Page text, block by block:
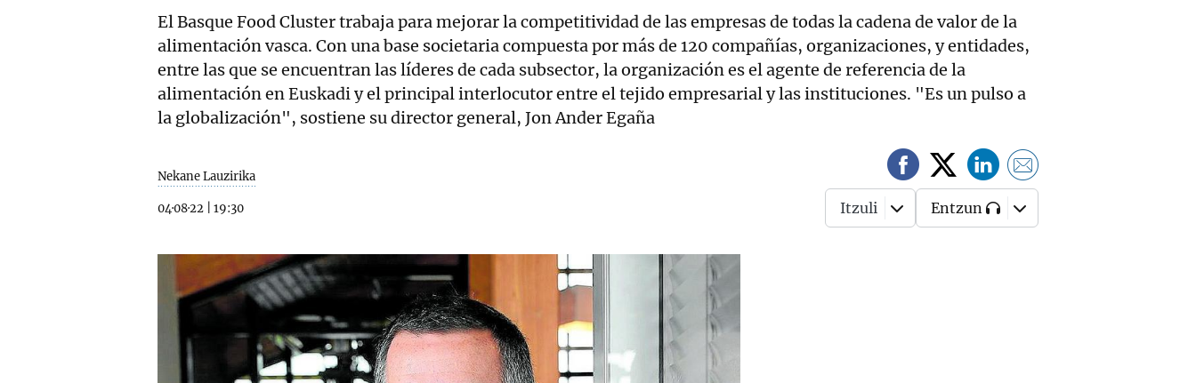
El Basque Food Cluster trabaja para mejorar la competitividad de las empresas de todas la cadena de valor de la
alimentación vasca. Con una base societaria compuesta por más de 120 compañías, organizaciones, y entidades,
entre las que se encuentran las líderes de cada subsector, la organización es el agente de referencia de la
alimentación en Euskadi y el principal interlocutor entre el tejido empresarial y las instituciones. "Es un pulso a
la globalización", sostiene su director general, Jon Ander Egaña
Nekane Lauzirika
04·08·22 19:30 Itzuli Entzun